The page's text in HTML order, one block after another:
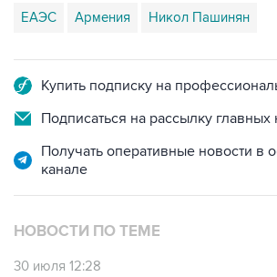
ЕАЭС Армения Никол Пашинян
Купить подписку на
Подписаться на рассылку главных
Получать оперативные новости в
канале
НОВОСТИ ПО ТЕМЕ
30 июля 12:28